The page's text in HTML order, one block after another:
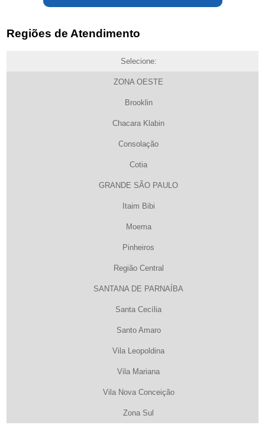
Regiões de Atendimento
Selecione:
ZONA OESTE
Brooklin
Chacara Klabin
Consolação
Cotia
GRANDE SÃO PAULO
Itaim Bibi
Moema
Pinheiros
Região Central
SANTANA DE PARNAÍBA
Santa Cecília
Santo Amaro
Vila Leopoldina
Vila Mariana
Vila Nova Conceição
Zona Sul